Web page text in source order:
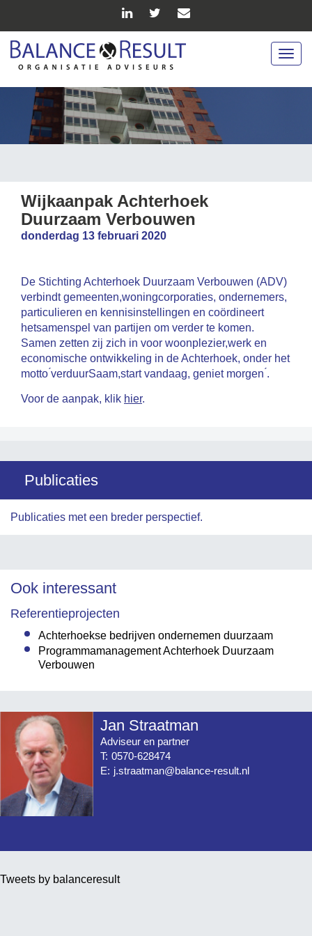
Wijkaanpak Achterhoek
Duurzaam Verbouwen
donderdag 13 februari 2020
De Stichting Achterhoek Duurzaam Verbouwen (ADV)
verbindt gemeenten,woningcorporaties, ondernemers,
particulieren en kennisinstellingen en coördineert
hetsamenspel van partijen om verder te komen.
Samen zetten zij zich in voor woonplezier,werk en
economische ontwikkeling in de Achterhoek, onder het
motto ́verduurSaam,start vandaag, geniet morgen ́.
Voor de aanpak, klik hier.
Publicaties
Publicaties met een breder perspectief.
Ook interessant
Referentieprojecten
Achterhoekse bedrijven ondernemen duurzaam
Programmamanagement Achterhoek Duurzaam
Verbouwen
Jan Straatman
Adviseur en partner
T: 0570-628474
E: j.straatman@balance-result.nl
Tweets by balanceresult